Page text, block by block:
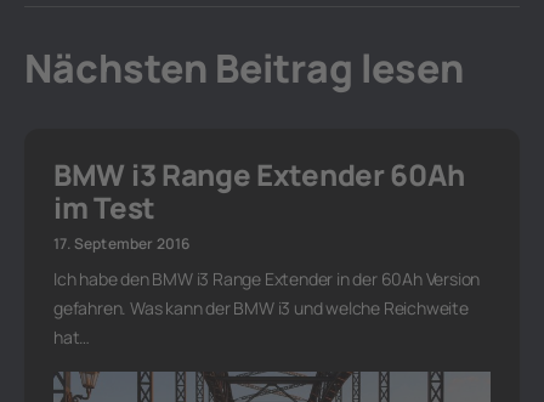
Nächsten Beitrag lesen
BMW i3 Range Extender 60Ah
im Test
17. September 2016
Ich habe den BMW i3 Range Extender in der 60Ah Version
gefahren. Was kann der BMW i3 und welche Reichweite
hat…